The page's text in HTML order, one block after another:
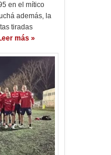
en el mítico
además, la
tiradas
más »